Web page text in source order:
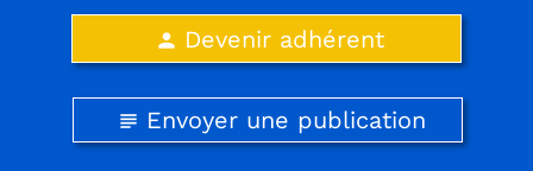
person Devenir adhérent
subject Envoyer une publication